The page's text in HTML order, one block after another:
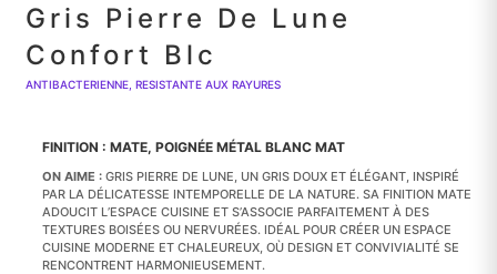
Gris Pierre De Lune
Confort Blc
ANTIBACTERIENNE, RESISTANTE AUX RAYURES
FINITION : MATE, POIGNÉE MÉTAL BLANC MAT
ON AIME : GRIS PIERRE DE LUNE, UN GRIS DOUX ET ÉLÉGANT, INSPIRÉ
PAR LA DÉLICATESSE INTEMPORELLE DE LA NATURE. SA FINITION MATE
ADOUCIT L’ESPACE CUISINE ET S’ASSOCIE PARFAITEMENT À DES
TEXTURES BOISÉES OU NERVURÉES. IDÉAL POUR CRÉER UN ESPACE
CUISINE MODERNE ET CHALEUREUX, OÙ DESIGN ET CONVIVIALITÉ SE
RENCONTRENT HARMONIEUSEMENT.